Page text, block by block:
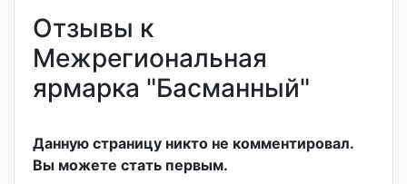
Отзывы к
Межрегиональная
ярмарка "Басманный"
Данную страницу никто не комментировал.
Вы можете стать первым.